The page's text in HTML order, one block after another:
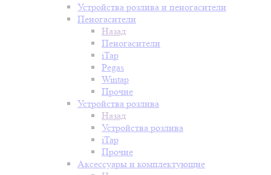
Устройства розлива и пеногасители
Пеногасители
Назад
Пеногасители
iTap
Pegas
Wintap
Прочие
Устройства розлива
Назад
Устройства розлива
iTap
Прочие
Аксессуары и комплектующие